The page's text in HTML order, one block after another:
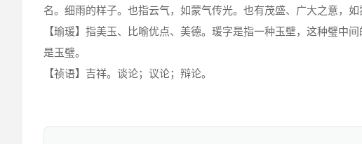
名。细雨的样子。也指云气，如蒙气传光。也有茂盛、广大之意，如
【瑜瑗】指美玉、比喻优点、美德。瑗字是指一种玉壁，这种璧中
是玉璧。
【祯语】吉祥。谈论；议论；辩论。